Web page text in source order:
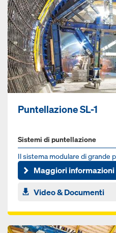
Puntellazione SL-1
Sistemi di puntellazione
Il sistema modulare di grande
gallerieMaggiori informazioni
Video & Documenti